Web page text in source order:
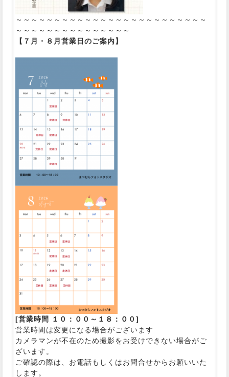
～～～～～～～～～～～～～～～～～～～～～～～～～
～～～～～～～～～～～～～～～
【７月・８ 月 営業日のご案内】
[営業時間 １０：００～１８：００]
営業時間は変更になる場合がございます
カメラマンが不在のため撮影をお受けできない場合がご
ざいます。
ご確認の際は、お電話もしくはお問合せからお願いいた
します。